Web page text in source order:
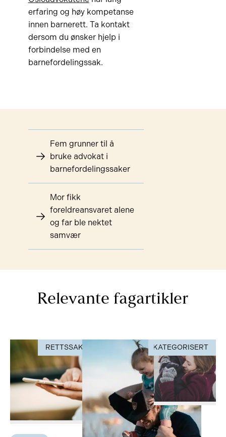
erfaring og høy kompetanse
innen barnerett. Ta kontakt
dersom du ønsker hjelp i
forbindelse med en
barnefordelingssak.
Fem grunner til å
bruke advokat i
barnefordelingssaker
Mor fikk
foreldreansvaret alene
og far ble nektet
samvær
Relevante fagartikler
RETTSSAK RETTSSAK
UKATEGORISERT
FAMILIE